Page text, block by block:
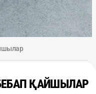
ҚАЙШЫЛАР